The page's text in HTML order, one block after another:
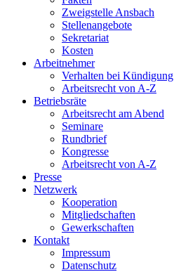
Zweigstelle Ansbach
Stellenangebote
Sekretariat
Kosten
Arbeitnehmer
Verhalten bei Kündigung
Arbeitsrecht von A-Z
Betriebsräte
Arbeitsrecht am Abend
Seminare
Rundbrief
Kongresse
Arbeitsrecht von A-Z
Presse
Netzwerk
Kooperation
Mitgliedschaften
Gewerkschaften
Kontakt
Impressum
Datenschutz